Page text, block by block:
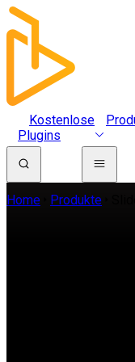
Kostenlose
Plugins
Home Produkte